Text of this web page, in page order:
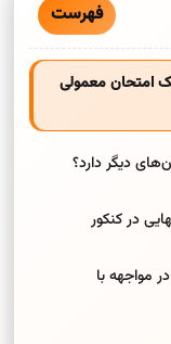
فهرست
امتحان معمولی
دیگر دارد؟
در کنکور
مواجهه با